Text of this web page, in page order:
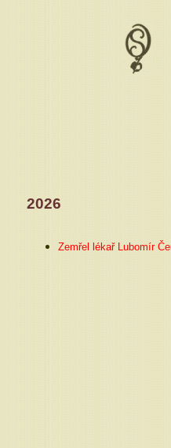
2026
Zemřel lékař Lubomír